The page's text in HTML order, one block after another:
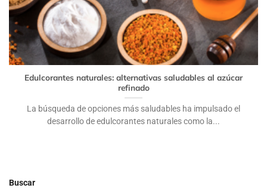
Edulcorantes naturales: alternativas saludables al azúcar
refinado
La búsqueda de opciones más saludables ha impulsado el
desarrollo de edulcorantes naturales como la...
Buscar